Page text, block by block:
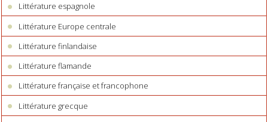
Littérature espagnole
Littérature Europe centrale
Littérature finlandaise
Littérature flamande
Littérature française et francophone
Littérature grecque